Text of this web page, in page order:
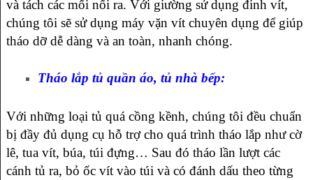
và tách các mối nối ra. Với giường sử dụng đinh vít,
chúng tôi sẽ sử dụng máy vặn vít chuyên dụng để giúp
tháo dỡ dễ dàng và an toàn, nhanh chóng.
Tháo lắp tủ quần áo, tủ nhà bếp:
Với những loại tủ quá cồng kềnh, chúng tôi đều chuẩn
bị đầy đủ dụng cụ hỗ trợ cho quá trình tháo lắp như cờ
lê, tua vít, búa, túi đựng… Sau đó tháo lần lượt các
cánh tủ ra, bỏ ốc vít vào túi và có đánh dấu theo từng